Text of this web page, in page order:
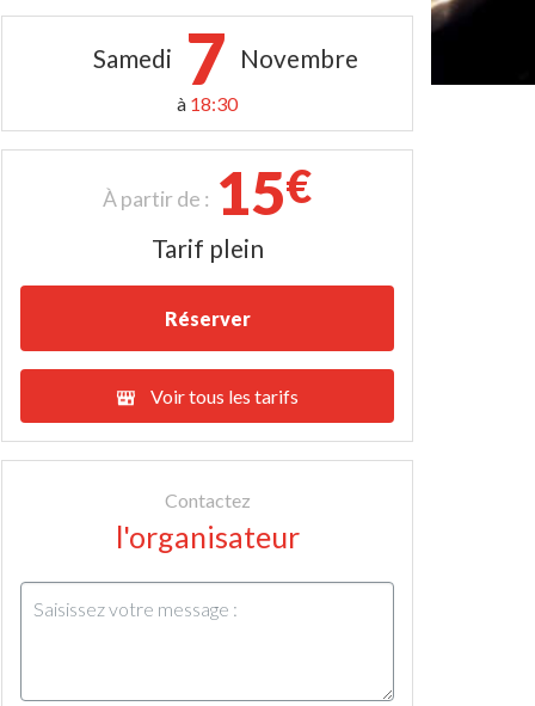
Samedi 7 Novembre
à 18:30
À partir de : 15€
Tarif plein
Réserver
Voir tous les tarifs
Contactez
l'organisateur